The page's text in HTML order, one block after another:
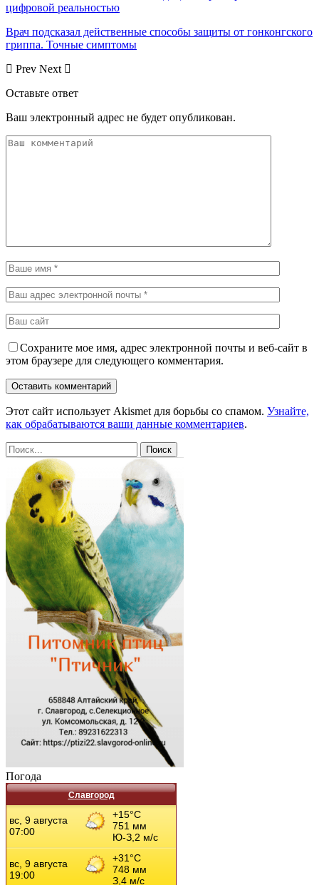
цифровой реальностью
Врач подсказал действенные способы защиты от гонконгского
гриппа. Точные симптомы
Prev Next
Оставьте ответ
Ваш электронный адрес не будет опубликован.
Сохраните мое имя, адрес электронной почты и веб-сайт в
этом браузере для следующего комментария.
Этот сайт использует Akismet для борьбы со спамом. Узнайте,
как обрабатываются ваши данные комментариев.
Погода
Славгород